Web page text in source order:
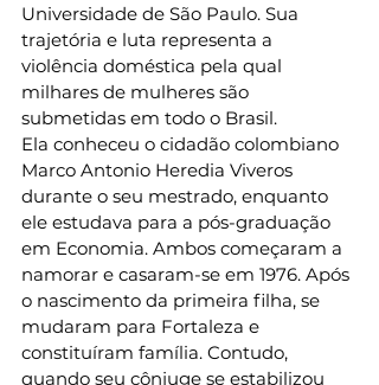
Universidade de São Paulo. Sua
trajetória e luta representa a
violência doméstica pela qual
milhares de mulheres são
submetidas em todo o Brasil.
Ela conheceu o cidadão colombiano
Marco Antonio Heredia Viveros
durante o seu mestrado, enquanto
ele estudava para a pós-graduação
em Economia. Ambos começaram a
namorar e casaram-se em 1976. Após
o nascimento da primeira filha, se
mudaram para Fortaleza e
constituíram família. Contudo,
quando seu cônjuge se estabilizou